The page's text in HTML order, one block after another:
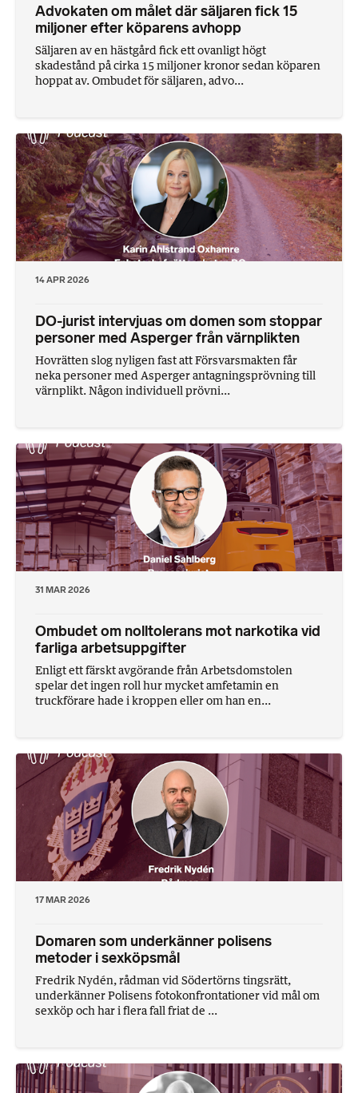
Advokaten om målet där säljaren fick 15
miljoner efter köparens avhopp
Säljaren av en hästgård fick ett ovanligt högt
skadestånd på cirka 15 miljoner kronor sedan köparen
hoppat av. Ombudet för säljaren, advo...
14 APR 2026
DO-jurist intervjuas om domen som stoppar
personer med Asperger från värnplikten
Hovrätten slog nyligen fast att Försvarsmakten får
neka personer med Asperger antagningsprövning till
värnplikt. Någon individuell prövni...
31 MAR 2026
Ombudet om nolltolerans mot narkotika vid
farliga arbetsuppgifter
Enligt ett färskt avgörande från Arbetsdomstolen
spelar det ingen roll hur mycket amfetamin en
truckförare hade i kroppen eller om han en...
17 MAR 2026
Domaren som underkänner polisens
metoder i sexköpsmål
Fredrik Nydén, rådman vid Södertörns tingsrätt,
underkänner Polisens fotokonfrontationer vid mål om
sexköp och har i flera fall friat de ...